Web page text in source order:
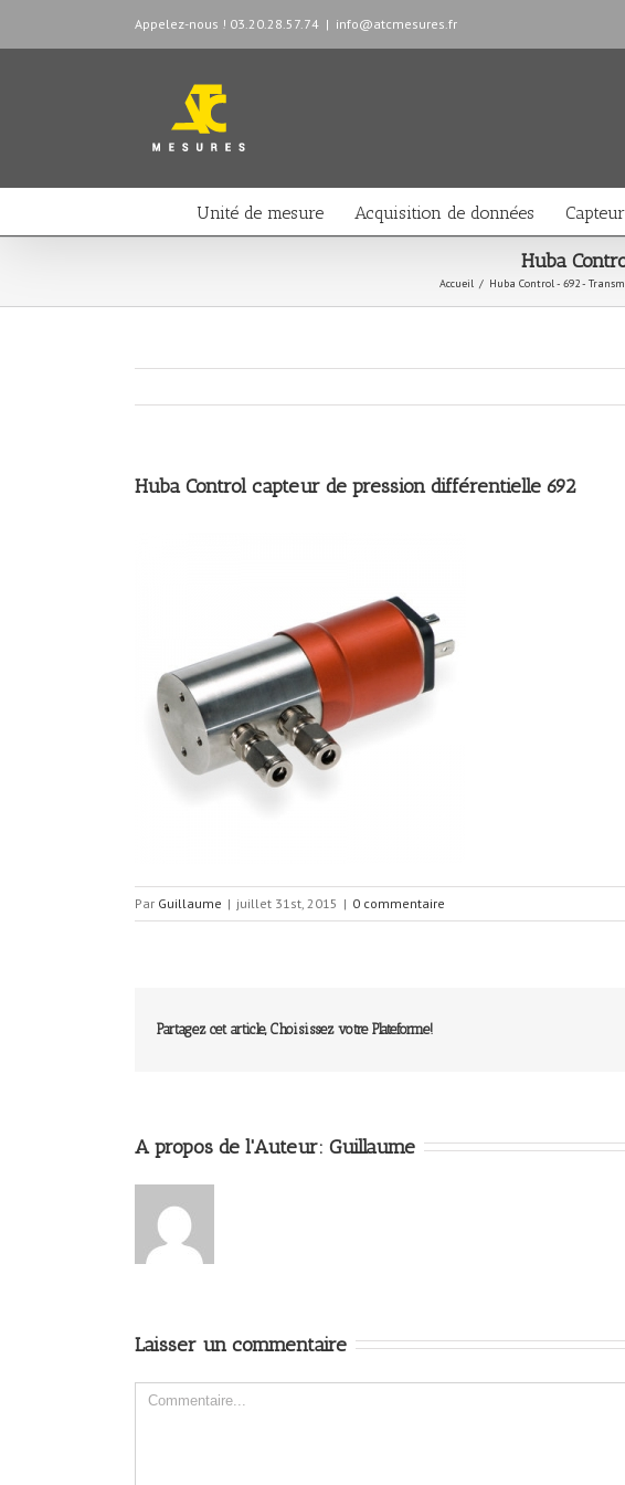
Appelez-nous ! 03.20.28.57.74 | info@atcmesures.fr
Unité de mesure Acquisition de données
Huba
Accueil / Huba Control - 692 -
Huba Control capteur de pression différentielle 692
Par Guillaume | juillet 31st, 2015 | 0 commentaire
Partagez cet article, Choisissez votre Plateforme!
A propos de l'Auteur: Guillaume
Laisser un commentaire